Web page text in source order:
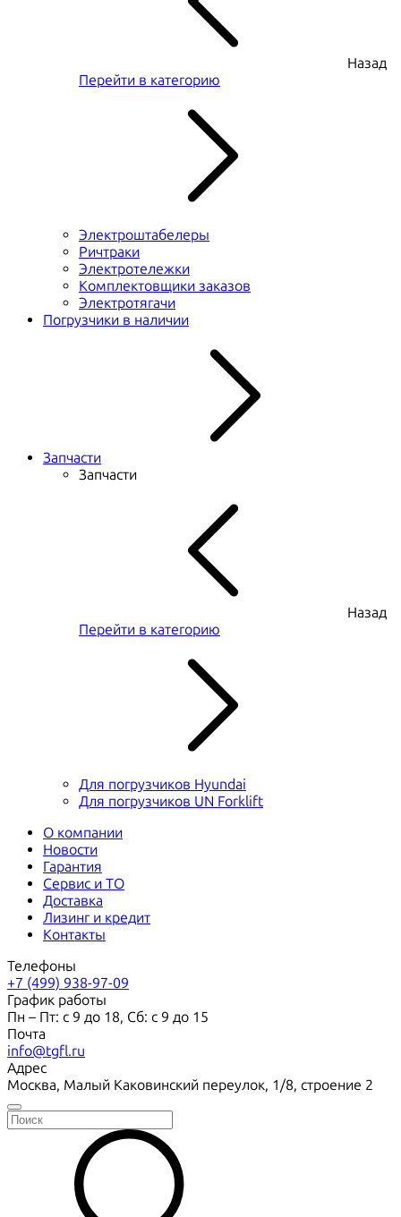
Назад
Перейти в категорию
Электроштабелеры
Ричтраки
Электротележки
Комплектовщики заказов
Электротягачи
Погрузчики в наличии
Запчасти
Запчасти
Назад
Перейти в категорию
Для погрузчиков Hyundai
Для погрузчиков UN Forklift
О компании
Новости
Гарантия
Сервис и ТО
Доставка
Лизинг и кредит
Контакты
Телефоны
+7 (499) 938-97-09
График работы
Пн – Пт: с 9 до 18, Сб: с 9 до 15
Почта
info@tgfl.ru
Адрес
Москва, Малый Каковинский переулок, 1/8, строение 2